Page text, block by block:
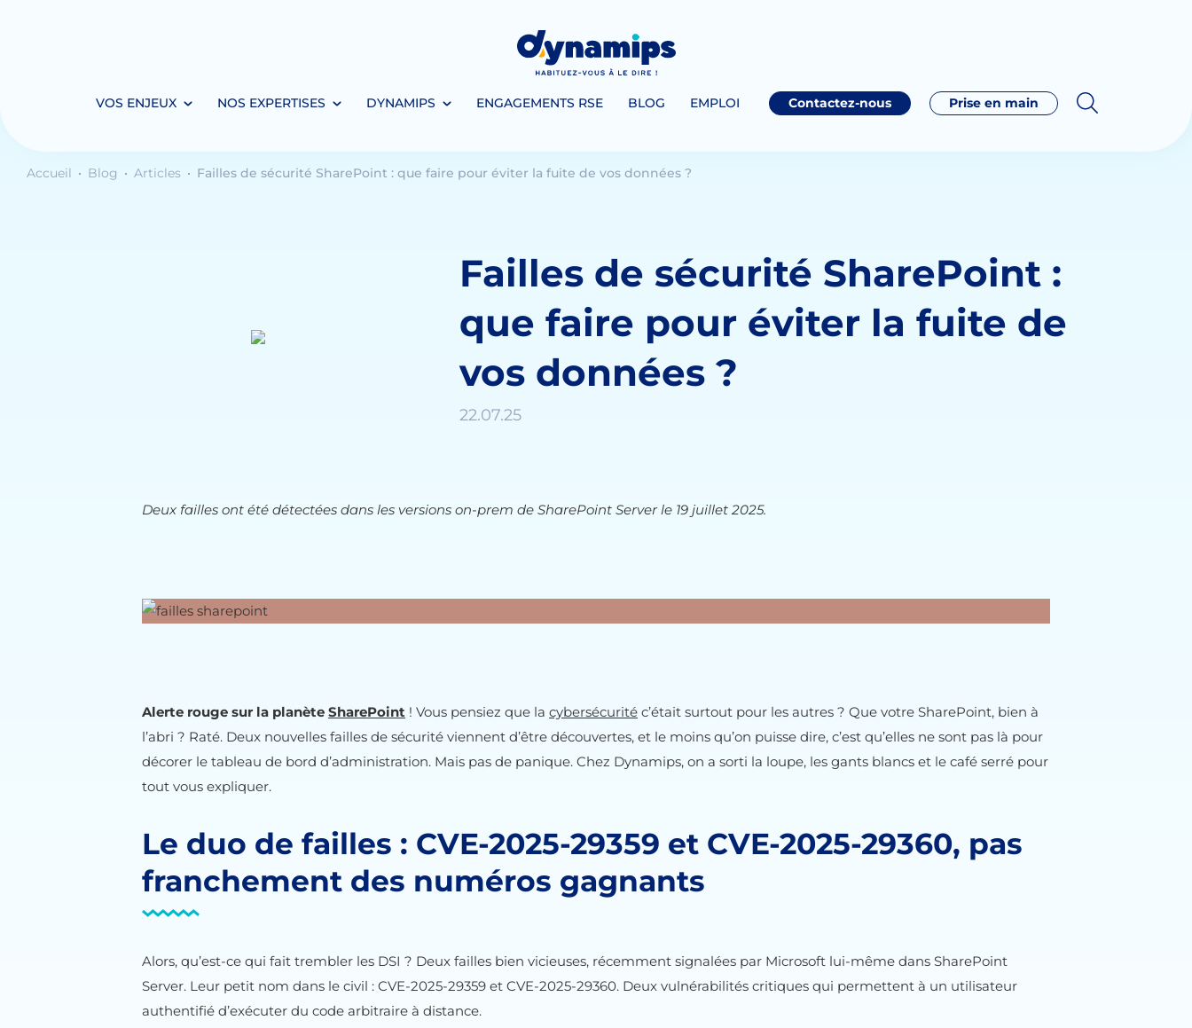
VOS ENJEUX NOS EXPERTISES DYNAMIPS ENGAGEMENTS RSE BLOG EMPLOI Contactez-nous Prise en main
Accueil Blog Articles Failles de sécurité SharePoint : que faire pour éviter la fuite de vos données ?
Failles de sécurité SharePoint :
que faire pour éviter la fuite de
vos données ?
22.07.25
Deux failles ont été détectées dans les versions on-prem de SharePoint Server le 19 juillet 2025.
Alerte rouge sur la planète SharePoint ! Vous pensiez que la cybersécurité c’était surtout pour les autres ? Que votre SharePoint, bien à
l’abri ? Raté. Deux nouvelles failles de sécurité viennent d’être découvertes, et le moins qu’on puisse dire, c’est qu’elles ne sont pas là pour
décorer le tableau de bord d’administration. Mais pas de panique. Chez Dynamips, on a sorti la loupe, les gants blancs et le café serré pour
tout vous expliquer.
Le duo de failles : CVE-2025-29359 et CVE-2025-29360, pas
franchement des numéros gagnants
Alors, qu’est-ce qui fait trembler les DSI ? Deux failles bien vicieuses, récemment signalées par Microsoft lui-même dans SharePoint
Server. Leur petit nom dans le civil : CVE-2025-29359 et CVE-2025-29360. Deux vulnérabilités critiques qui permettent à un utilisateur
authentifié d’exécuter du code arbitraire à distance.